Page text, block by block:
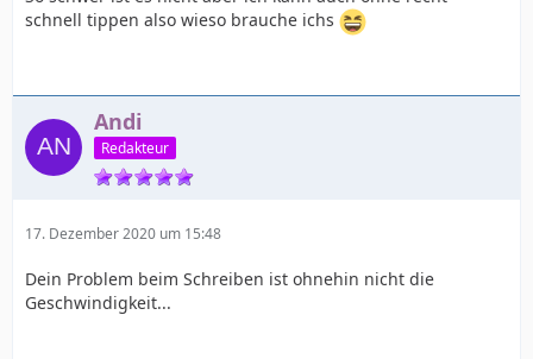
schnell tippen also wieso brauche ichs
Andi
Redakteur
17. Dezember 2020 um 15:48
Dein Problem beim Schreiben ist ohnehin nicht die
Geschwindigkeit...